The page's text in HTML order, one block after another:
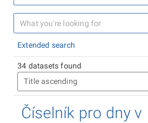
Extended search
34 datasets found
Číselník pro dny v